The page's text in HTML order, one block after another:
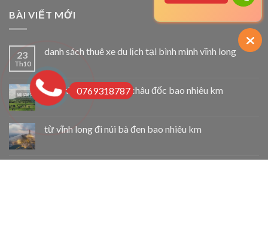
BÀI VIẾT MỚI
23
Th10
danh sách thuê xe du lịch tại bình minh vĩnh long
từ vĩnh long đi núi bà châu đốc bao nhiêu km
từ vĩnh long đi núi bà đen bao nhiêu km
0769318787